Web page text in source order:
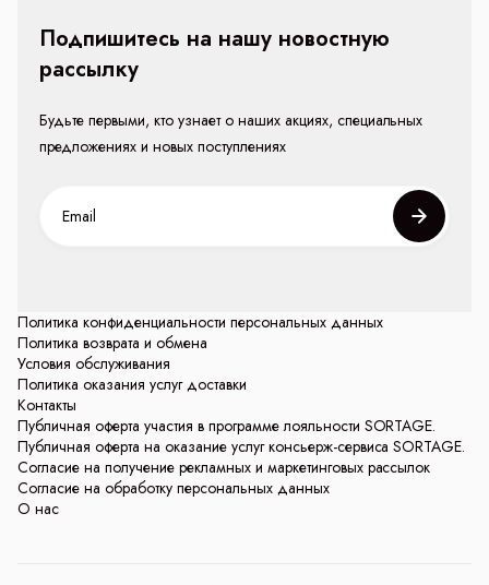
Политика конфиденциальности персональных данных
Политика возврата и обмена
Условия обслуживания
Политика оказания услуг доставки
Контакты
Публичная оферта участия в программе лояльности SORTAGE.
Публичная оферта на оказание услуг консьерж-сервиса SORTAGE.
Согласие на получение рекламных и маркетинговых рассылок
Согласие на обработку персональных данных
О нас
Подпишитесь на нашу новостную
рассылку
Будьте первыми, кто узнает о наших акциях, специальных
предложениях и новых поступлениях